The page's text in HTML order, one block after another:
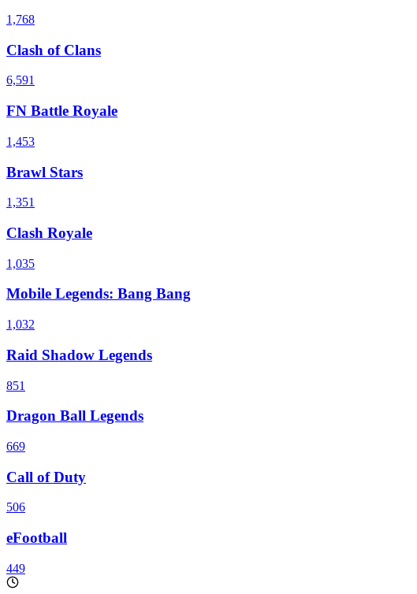
1,768
Clash of Clans
6,591
FN Battle Royale
1,453
Brawl Stars
1,351
Clash Royale
1,035
Mobile Legends: Bang Bang
1,032
Raid Shadow Legends
851
Dragon Ball Legends
669
Call of Duty
506
eFootball
449